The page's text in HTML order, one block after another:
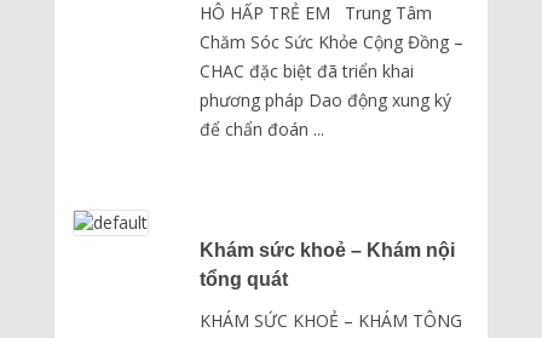
HÔ HẤP TRẺ EM Trung Tâm
Chăm Sóc Sức Khỏe Cộng Đồng –
CHAC đặc biệt đã triển khai
phương pháp Dao động xung ký
để chẩn đoán ...
Khám sức khoẻ – Khám nội
tổng quát
KHÁM SỨC KHOẺ – KHÁM TÔNG